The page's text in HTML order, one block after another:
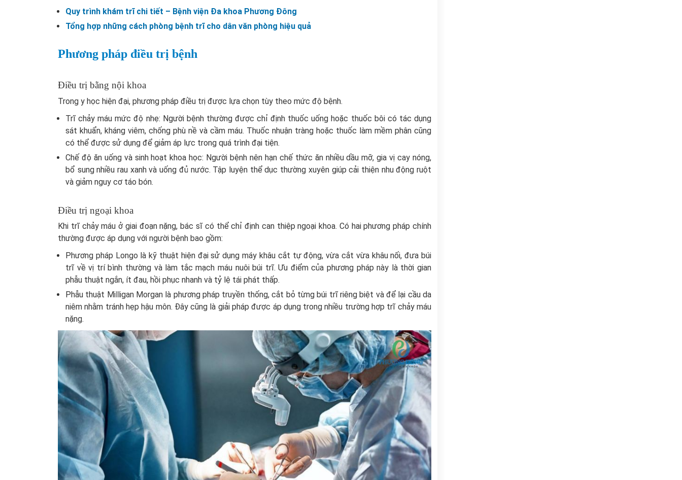
Quy trình khám trĩ chi tiết – Bệnh viện Đa khoa Phương Đông
Tổng hợp những cách phòng bệnh trĩ cho dân văn phòng hiệu quả
Phương pháp điều trị bệnh
Điều trị bằng nội khoa
Trong y học hiện đại, phương pháp điều trị được lựa chọn tùy theo mức độ bệnh.
Trĩ chảy máu mức độ nhẹ: Người bệnh thường được chỉ định thuốc uống hoặc thuốc bôi có tác dụng
sát khuẩn, kháng viêm, chống phù nề và cầm máu. Thuốc nhuận tràng hoặc thuốc làm mềm phân cũng
có thể được sử dụng để giảm áp lực trong quá trình đại tiện.
Chế độ ăn uống và sinh hoạt khoa học: Người bệnh nên hạn chế thức ăn nhiều dầu mỡ, gia vị cay nóng,
bổ sung nhiều rau xanh và uống đủ nước. Tập luyện thể dục thường xuyên giúp cải thiện nhu động ruột
và giảm nguy cơ táo bón.
Điều trị ngoại khoa
Khi trĩ chảy máu ở giai đoạn nặng, bác sĩ có thể chỉ định can thiệp ngoại khoa. Có hai phương pháp chính
thường được áp dụng với người bệnh bao gồm:
Phương pháp Longo là kỹ thuật hiện đại sử dụng máy khâu cắt tự động, vừa cắt vừa khâu nối, đưa búi
trĩ về vị trí bình thường và làm tắc mạch máu nuôi búi trĩ. Ưu điểm của phương pháp này là thời gian
phẫu thuật ngắn, ít đau, hồi phục nhanh và tỷ lệ tái phát thấp.
Phẫu thuật Milligan Morgan là phương pháp truyền thống, cắt bỏ từng búi trĩ riêng biệt và để lại cầu da
niêm nhằm tránh hẹp hậu môn. Đây cũng là giải pháp được áp dụng trong nhiều trường hợp trĩ chảy máu
nặng.